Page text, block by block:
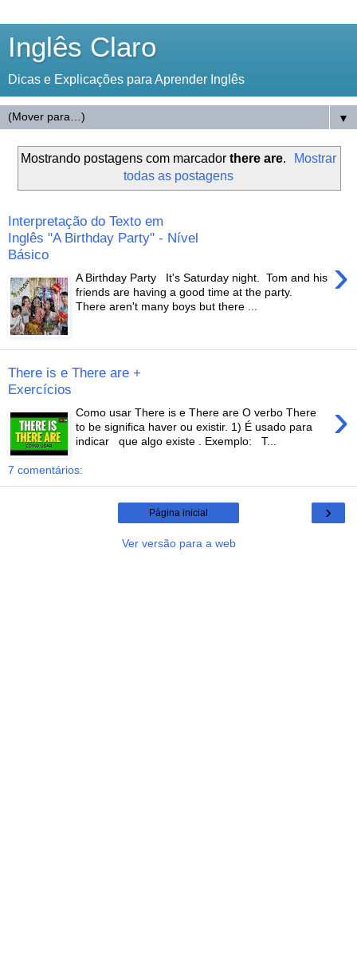
Inglês Claro
Dicas e Explicações para Aprender Inglês
▼
Mostrando postagens com marcador there are.
Mostrar
todas as postagens
Interpretação do Texto em
Inglês "A Birthday Party" - Nível
Básico
›
A Birthday Party It's Saturday night. Tom and his
friends are having a good time at the party.
There aren't many boys but there ...
There is e There are +
Exercícios
›
Como usar There is e There are O verbo There
to be significa haver ou existir. 1) É usado para
indicar que algo existe . Exemplo: T...
7 comentários:
›
Página inicial
Ver versão para a web